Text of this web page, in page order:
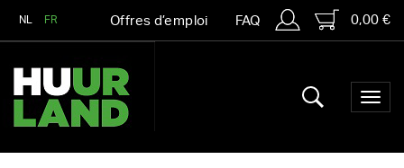
NL FR Offres d’emploi FAQ 0,00 €